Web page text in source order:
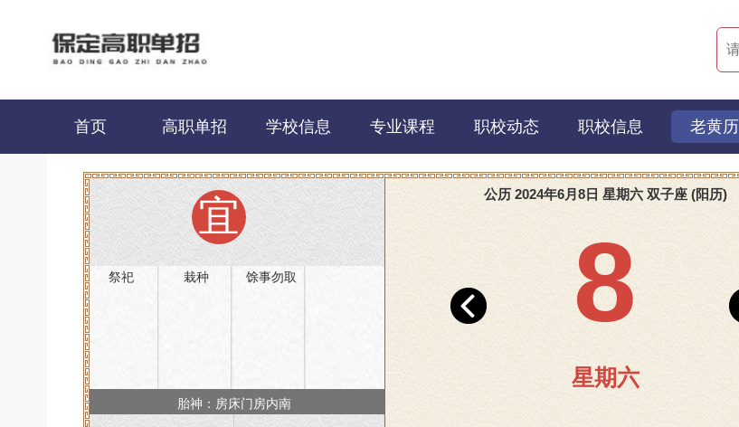
首页 高职单招 学校信息 专业课程 职校动态 职校信息 老黄历
宜
祭祀 栽种 馀事勿取
胎神：房床门房内南
公历 2024年6月8日 星期六 双子座 (阳历)
8
星期六